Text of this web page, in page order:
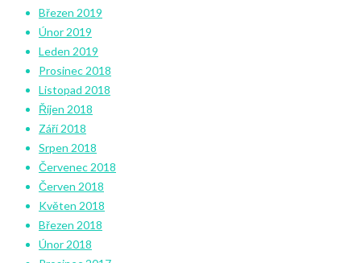
Březen 2019
Únor 2019
Leden 2019
Prosinec 2018
Listopad 2018
Říjen 2018
Září 2018
Srpen 2018
Červenec 2018
Červen 2018
Květen 2018
Březen 2018
Únor 2018